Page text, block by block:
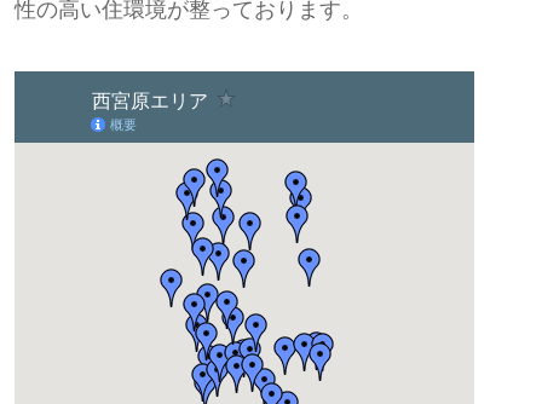
性の高い住環境が整っております。